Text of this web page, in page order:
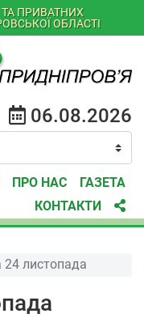
ТА ПРИВАТНИХ
ОБЛАСТІ
06.08.2026
ПРО НАС
ГАЗЕТА
КОНТАКТИ
24 листопада